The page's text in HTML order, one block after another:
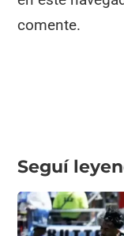
comente.
Seguí